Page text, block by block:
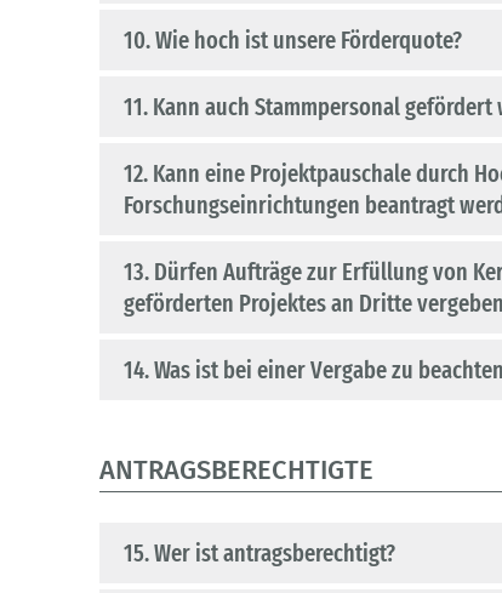
10. Wie hoch ist unsere Förderquote?
11. Kann auch Stammpersonal gefördert
12. Kann eine Projektpauschale durch
Forschungseinrichtungen beantragt
13. Dürfen Aufträge zur Erfüllung von
geförderten Projektes an Dritte
14. Was ist bei einer Vergabe zu
ANTRAGSBERECHTIGTE
15. Wer ist antragsberechtigt?